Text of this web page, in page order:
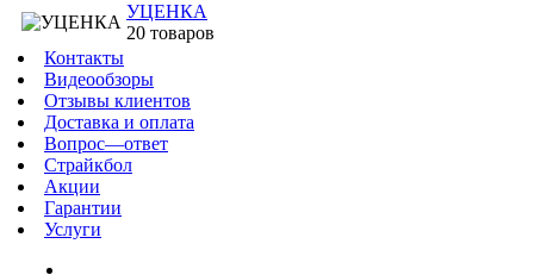
УЦЕНКА
20 товаров
Контакты
Видеообзоры
Отзывы клиентов
Доставка и оплата
Вопрос—ответ
Страйкбол
Акции
Гарантии
Услуги